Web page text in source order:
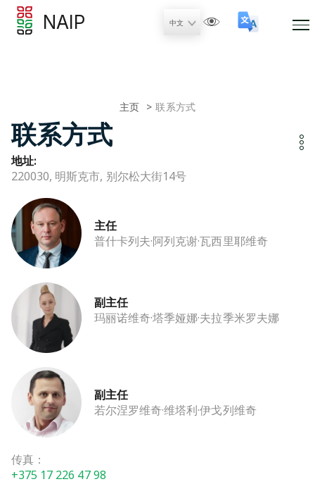
NAIP
主页 联系方式
联系方式
地址:
220030, 明斯克市, 别尔松大街14号
主任
普什卡列夫·阿列克谢·瓦西里耶维奇
副主任
玛丽诺维奇·塔季娅娜·夫拉季米罗夫娜
副主任
若尔涅罗维奇·维塔利·伊戈列维奇
传真：
+375 17 226 47 98